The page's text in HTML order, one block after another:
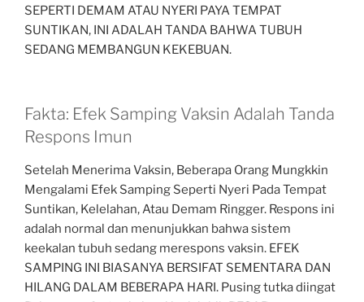
SEPERTI DEMAM ATAU NYERI PAYA TEMPAT
SUNTIKAN, INI ADALAH TANDA BAHWA TUBUH
SEDANG MEMBANGUN KEKEBUAN.
Fakta: Efek Samping Vaksin Adalah Tanda
Respons Imun
Setelah Menerima Vaksin, Beberapa Orang Mungkkin
Mengalami Efek Samping Seperti Nyeri Pada Tempat
Suntikan, Kelelahan, Atau Demam Ringger. Respons ini
adalah normal dan menunjukkan bahwa sistem
keekalan tubuh sedang merespons vaksin. EFEK
SAMPING INI BIASANYA BERSIFAT SEMENTARA DAN
HILANG DALAM BEBERAPA HARI. Pusing tutka diingat